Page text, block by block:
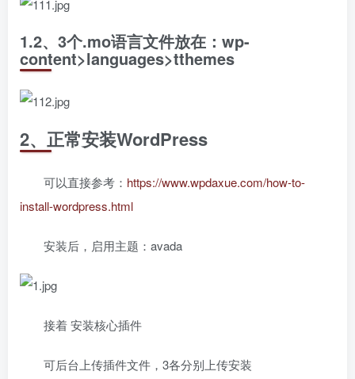
1.2、3个.mo语言文件放在：wp-
content>languages>tthemes
2、正常安装WordPress
可以直接参考： https://www.wpdaxue.com/how-to-
install-wordpress.html
安装后，启用主题：avada
接着 安装核心插件
可后台上传插件文件，3各分别上传安装